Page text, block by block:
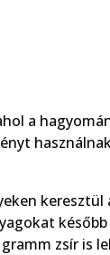
a
keresztül
zsír is